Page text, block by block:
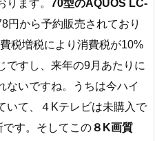
ます。
70型のAQUOS LC-
円から予約販売されており
税増税により消費税が10%
ですし、来年の9月あたりに
ないですね。うちは今ハイ
いて、４Kテレビは未購入で
す。そしてこの８K画質